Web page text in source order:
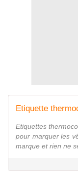
Etiquettes
pour marquer les
marque et rien ne